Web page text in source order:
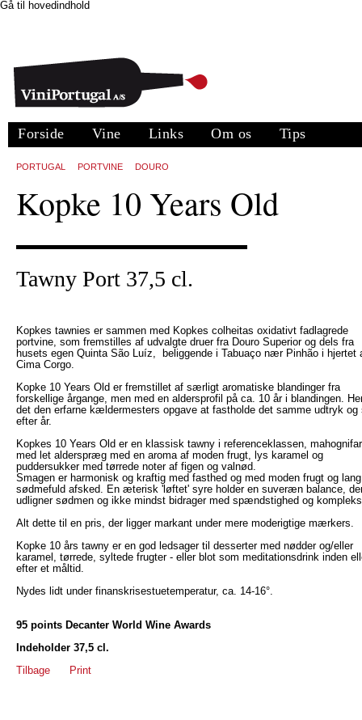
Gå til hovedindhold
Forside Vine Links Om os Tips
PORTUGAL PORTVINE DOURO
Kopke 10 Years Old
Tawny Port 37,5 cl.
Kopkes tawnies er sammen med Kopkes colheitas oxidativt fadlagrede
portvine, som fremstilles af udvalgte druer fra Douro Superior og dels fra
husets egen Quinta São Luíz, beliggende i Tabuaço nær Pinhão i hjertet
Cima Corgo.
Kopke 10 Years Old er fremstillet af særligt aromatiske blandinger fra
forskellige årgange, men med en aldersprofil på ca. 10 år i blandingen.
det den erfarne kældermesters opgave at fastholde det samme udtryk og
efter år.
Kopkes 10 Years Old er en klassisk tawny i referenceklassen,
med let alderspræg med en aroma af moden frugt, lys karamel og
puddersukker med tørrede noter af figen og valnød.
Smagen er harmonisk og kraftig med fasthed og med moden frugt og lang
sødmefuld afsked. En æterisk 'løftet' syre holder en suveræn balance,
udligner sødmen og ikke mindst bidrager med spændstighed og
Alt dette til en pris, der ligger markant under mere moderigtige mærkers.
Kopke 10 års tawny er en god ledsager til desserter med nødder og/eller
karamel, tørrede, syltede frugter - eller blot som meditationsdrink inden
efter et måltid.
Nydes lidt under finanskrisestuetemperatur, ca. 14-16°.
95 points Decanter World Wine Awards
Indeholder 37,5 cl.
Tilbage
Print